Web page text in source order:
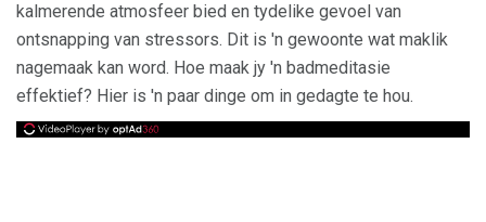
kalmerende atmosfeer bied en tydelike gevoel van
ontsnapping van stressors. Dit is 'n gewoonte wat maklik
nagemaak kan word. Hoe maak jy 'n badmeditasie
effektief? Hier is 'n paar dinge om in gedagte te hou.